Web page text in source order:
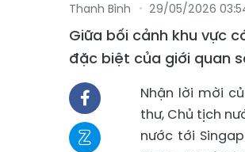
Thanh Bình 29/05/2026
Giữa bối cảnh khu vực
đặc biệt của giới quan
Nhận lời mời
thư, Chủ tịch
nước tới